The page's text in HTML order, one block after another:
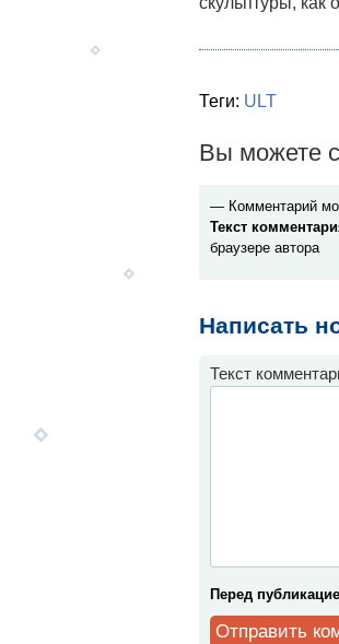
Теги: ULT
Вы можете
— Комментарий
Текст
браузере автора
Написать
Текст
Перед